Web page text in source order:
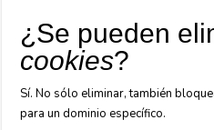
¿Se pueden
cookies?
Sí. No sólo eliminar, también
para un dominio específico.